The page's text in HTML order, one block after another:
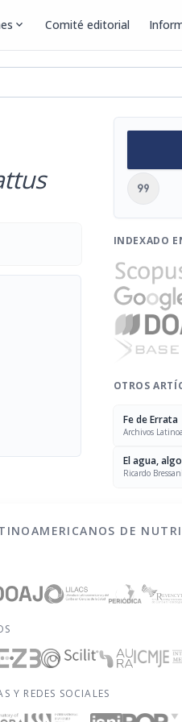
expand_more Comité editorial
format_quote
INDEXADO
OTROS
Fe de Errata
Archivos
El agua,
Ricardo Bressani
DE
Y REDES SOCIALES